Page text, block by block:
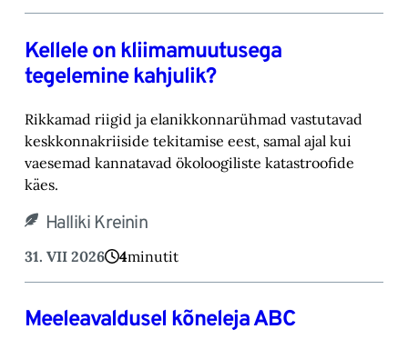
Kellele on kliimamuutusega
tegelemine kahjulik?
Rikkamad riigid ja elanikkonnarühmad vastutavad
keskkonnakriiside tekitamise eest, samal ajal kui
vaesemad kannatavad ökoloogiliste katastroofide
käes.
Halliki Kreinin
31. VII 2026 4minutit
Meeleavaldusel kõneleja ABC